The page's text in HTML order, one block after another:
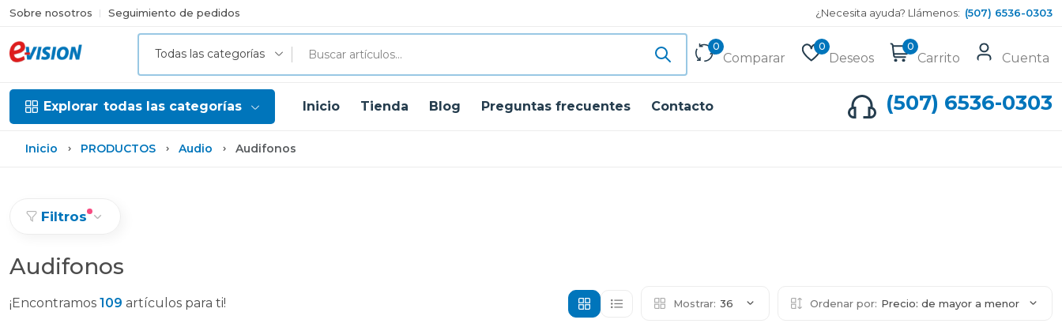
Sobre nosotros Seguimiento de pedidos ¿Necesita ayuda? Llámenos: (507) 6536-0303
Todas las categorías
0
Comparar
0
Deseos
0
Carrito Cuenta
Explorar todas las categorías Inicio Tienda Blog Preguntas frecuentes Contacto (507) 6536-0303
Inicio PRODUCTOS Audio Audifonos
Filtros
Audifonos
¡Encontramos 109 artículos para ti! Mostrar: 36 Ordenar por: Precio: de mayor a menor